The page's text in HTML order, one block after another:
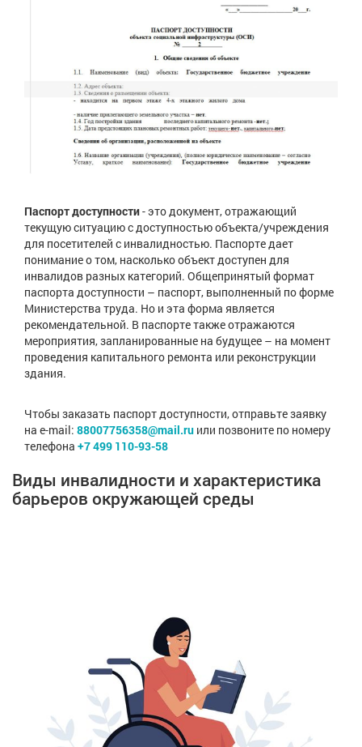
Паспорт доступности- это документ, отражающий
текущую ситуацию с доступностью объекта/учреждения
для посетителей с инвалидностью. Паспорте дает
понимание о том, насколько объект доступен для
инвалидов разных категорий. Общепринятый формат
паспорта доступности – паспорт, выполненный по форме
Министерства труда. Но и эта форма является
рекомендательной. В паспорте также отражаются
мероприятия, запланированные на будущее – на момент
проведения капитального ремонта или реконструкции
здания.
Чтобы заказать паспорт доступности, отправьте заявку
на e-mail: 88007756358@mail.ru или позвоните по номеру
телефона +7 499 110-93-58
Виды инвалидности и характеристика
барьеров окружающей среды